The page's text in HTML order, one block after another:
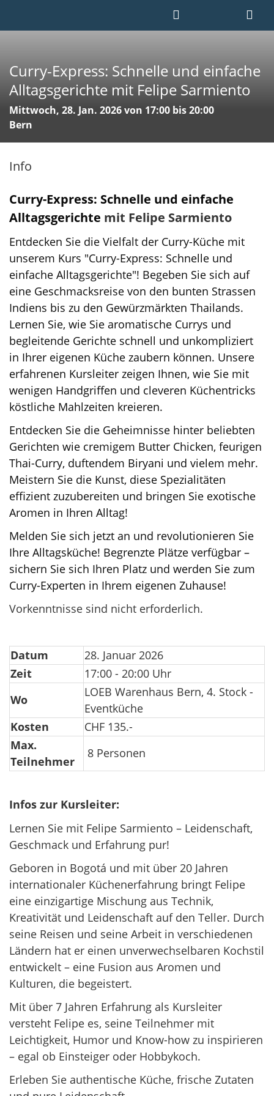
Curry-Express: Schnelle und einfache
Alltagsgerichte mit Felipe Sarmiento
Mittwoch, 28. Jan. 2026 von 17:00 bis 20:00
Bern
Info
Curry-Express: Schnelle und einfache
Alltagsgerichte mit Felipe Sarmiento
Entdecken Sie die Vielfalt der Curry-Küche mit
unserem Kurs "Curry-Express: Schnelle und
einfache Alltagsgerichte"! Begeben Sie sich auf
eine Geschmacksreise von den bunten Strassen
Indiens bis zu den Gewürzmärkten Thailands.
Lernen Sie, wie Sie aromatische Currys und
begleitende Gerichte schnell und unkompliziert
in Ihrer eigenen Küche zaubern können. Unsere
erfahrenen Kursleiter zeigen Ihnen, wie Sie mit
wenigen Handgriffen und cleveren Küchentricks
köstliche Mahlzeiten kreieren.
Entdecken Sie die Geheimnisse hinter beliebten
Gerichten wie cremigem Butter Chicken, feurigen
Thai-Curry, duftendem Biryani und vielem mehr.
Meistern Sie die Kunst, diese Spezialitäten
effizient zuzubereiten und bringen Sie exotische
Aromen in Ihren Alltag!
Melden Sie sich jetzt an und revolutionieren Sie
Ihre Alltagsküche! Begrenzte Plätze verfügbar –
sichern Sie sich Ihren Platz und werden Sie zum
Curry-Experten in Ihrem eigenen Zuhause!
Vorkenntnisse sind nicht erforderlich.
Datum
28. Januar 2026
Zeit
17:00 - 20:00 Uhr
Wo
LOEB Warenhaus Bern, 4. Stock -
Eventküche
Kosten
CHF 135.-
Max.
Teilnehmer
8 Personen
Infos zur Kursleiter:
Lernen Sie mit Felipe Sarmiento – Leidenschaft,
Geschmack und Erfahrung pur!
Geboren in Bogotá und mit über 20 Jahren
internationaler Küchenerfahrung bringt Felipe
eine einzigartige Mischung aus Technik,
Kreativität und Leidenschaft auf den Teller. Durch
seine Reisen und seine Arbeit in verschiedenen
Ländern hat er einen unverwechselbaren Kochstil
entwickelt – eine Fusion aus Aromen und
Kulturen, die begeistert.
Mit über 7 Jahren Erfahrung als Kursleiter
versteht Felipe es, seine Teilnehmer mit
Leichtigkeit, Humor und Know-how zu inspirieren
– egal ob Einsteiger oder Hobbykoch.
Erleben Sie authentische Küche, frische Zutaten